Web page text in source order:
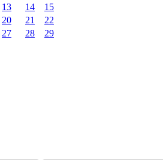
13 14
15
20 21
22
27 28
29